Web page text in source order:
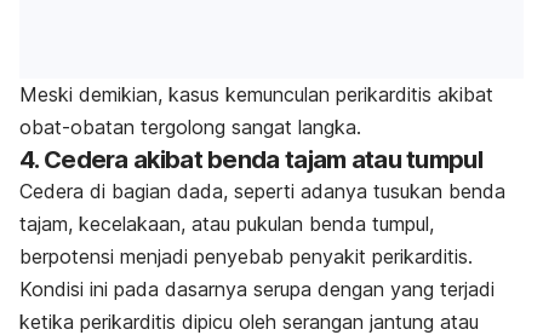
Meski demikian, kasus kemunculan perikarditis akibat
obat-obatan tergolong sangat langka.
4. Cedera akibat benda tajam atau tumpul
Cedera di bagian dada, seperti adanya tusukan benda
tajam, kecelakaan, atau pukulan benda tumpul,
berpotensi menjadi penyebab penyakit perikarditis.
Kondisi ini pada dasarnya serupa dengan yang terjadi
ketika perikarditis dipicu oleh serangan jantung atau